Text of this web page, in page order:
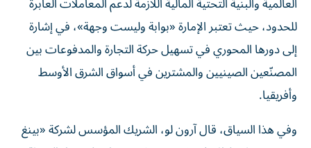
للحدود، حيث تعتبر الإمارة «بوابة وليست وجهة»، في إشارة
إلى دورها المحوري في تسهيل حركة التجارة والمدفوعات بين
المصنّعين الصينيين والمشترين في أسواق الشرق الأوسط
وأفريقيا.
وفي هذا السياق، قال آرون لو، الشريك المؤسس لشركة «بينغ